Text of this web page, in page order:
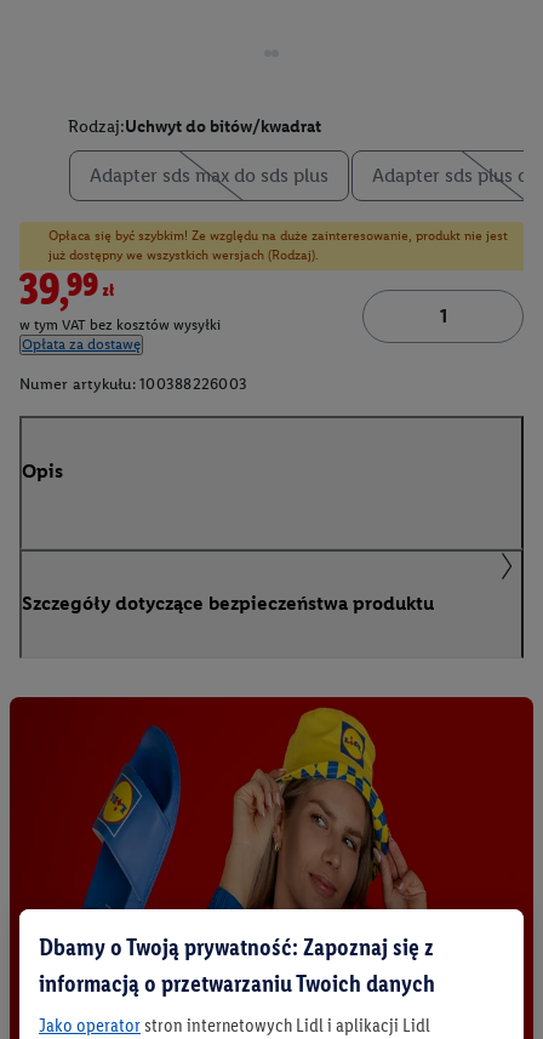
Rodzaj:Uchwyt do bitów/kwadrat
Adapter sds max do sds plus Adapter sds plus do
Opłaca się być szybkim! Ze względu na duże zainteresowanie, produkt nie jest
już dostępny we wszystkich wersjach (Rodzaj).
39,99zł
w tym VAT bez kosztów wysyłki
Opłata za dostawę
Numer artykułu: 100388226003
Opis
Szczegóły dotyczące bezpieczeństwa produktu
Dbamy o Twoją prywatność: Zapoznaj się z
informacją o przetwarzaniu Twoich danych
Jako operatorstron internetowych Lidl i aplikacji Lidl